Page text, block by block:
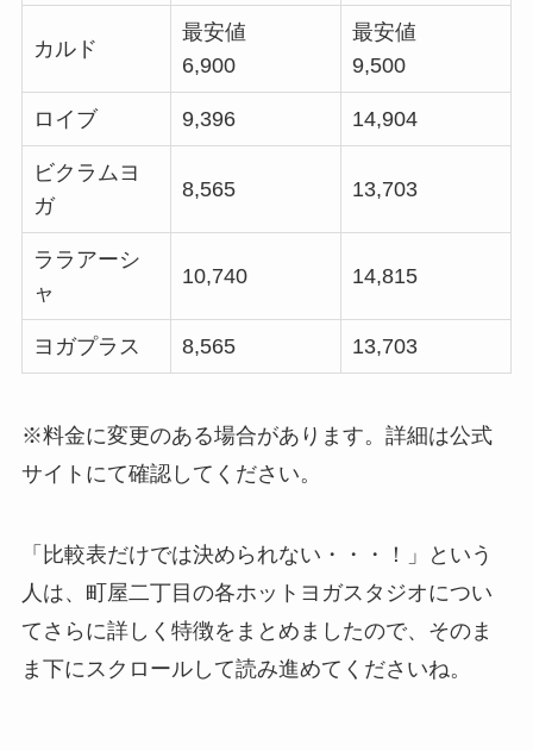
カルド
最安値
6,900
最安値
9,500
ロイブ 9,396 14,904
ビクラムヨ
ガ
8,565 13,703
ララアーシ
ャ
10,740 14,815
ヨガプラス 8,565 13,703
※料金に変更のある場合があります。詳細は公式
サイトにて確認してください。
「比較表だけでは決められない・・・！」という
人は、町屋二丁目の各ホットヨガスタジオについ
てさらに詳しく特徴をまとめましたので、そのま
ま下にスクロールして読み進めてくださいね。